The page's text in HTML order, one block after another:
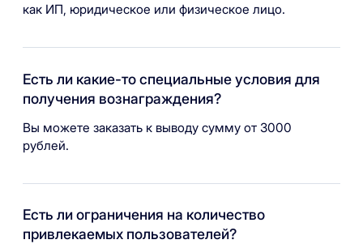
как ИП, юридическое или физическое лицо.
Есть ли какие-то специальные условия для
получения вознаграждения?
Вы можете заказать к выводу сумму от 3000
рублей.
Есть ли ограничения на количество
привлекаемых пользователей?